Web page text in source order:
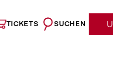
TICKETS SUCHEN